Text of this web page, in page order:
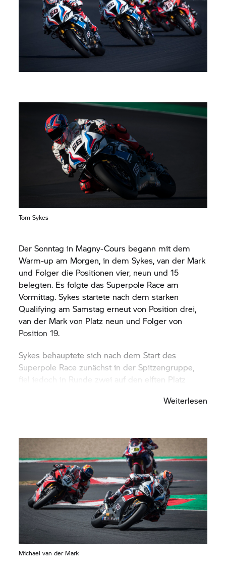
Tom Sykes
Der Sonntag in Magny-Cours begann mit dem
Warm-up am Morgen, in dem Sykes, van der Mark
und Folger die Positionen vier, neun und 15
belegten. Es folgte das Superpole Race am
Vormittag. Sykes startete nach dem starken
Qualifying am Samstag erneut von Position drei,
van der Mark von Platz neun und Folger von
Position 19.
Sykes behauptete sich nach dem Start des
Superpole Race zunächst in der Spitzengruppe,
fiel jedoch in Runde zwei auf den elften Platz
Position nach vorn und lag zur Rennmitte
10-Runden-Sprint als Sechster, was ihm für
Rennen zwei am Nachmittag einen Startplatz in
der zweiten Reihe einbrachte. Sykes kam als
Zwölfter ins Ziel, gleichbedeutend mit Startplatz
zehn für das zweite Rennen. Folger beendete das
Superpole Race auf Position 18. Da ein Konkurrent
nicht an den Start gehen konnte, rückte Folger in
der Startaufstellung für Rennen zwei um eine
Position von 19 auf 18 vor.
Weiterlesen
Michael van der Mark